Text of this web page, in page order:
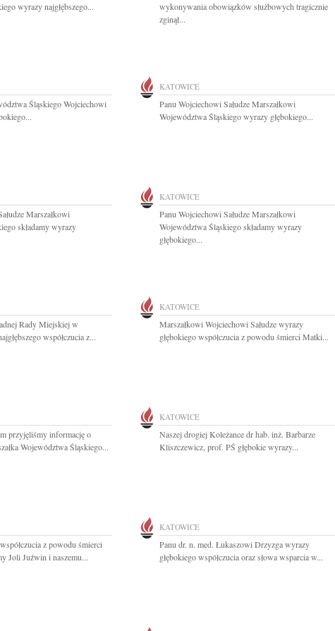
wyrazy najgłębszego...
wykonywania obowiązków służbowych tragicznie
zginął...
Śląskiego Wojciechowi
KATOWICE
Panu Wojciechowi Sałudze Marszałkowi
Województwa Śląskiego wyrazy głębokiego...
Marszałkowi
składamy wyrazy
KATOWICE
Panu Wojciechowi Sałudze Marszałkowi
Województwa Śląskiego składamy wyrazy
głębokiego...
Rady Miejskiej w
współczucia z...
KATOWICE
Marszałkowi Wojciechowi Sałudze wyrazy
głębokiego współczucia z powodu śmierci Matki...
przyjęliśmy informację o
Województwa Śląskiego...
KATOWICE
Naszej drogiej Koleżance dr hab. inż. Barbarze
Kliszczewicz, prof. PŚ głębokie wyrazy...
z powodu śmierci
Joli Juźwin i naszemu...
KATOWICE
Panu dr. n. med. Łukaszowi Drzyzga wyrazy
głębokiego współczucia oraz słowa wsparcia w...